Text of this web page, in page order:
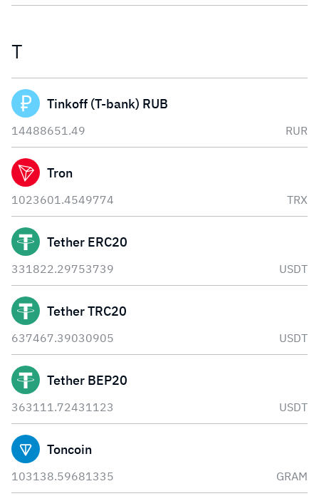
T
Tinkoff (T-bank) RUB
14488651.49 RUR
Tron
1023601.4549774 TRX
Tether ERC20
331822.29753739 USDT
Tether TRC20
637467.39030905 USDT
Tether BEP20
363111.72431123 USDT
Toncoin
103138.59681335 GRAM